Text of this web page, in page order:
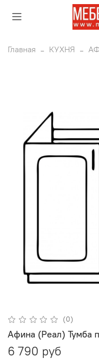
Главная КУХНЯ
(0)
Афина (Реал) Тумба
6 790 руб